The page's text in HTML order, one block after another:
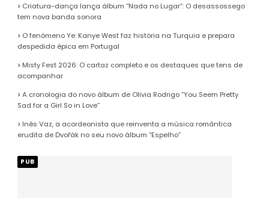
Criatura-dança lança álbum “Nada no Lugar”: O desassossego
tem nova banda sonora
O fenómeno Ye: Kanye West faz história na Turquia e prepara
despedida épica em Portugal
Misty Fest 2026: O cartaz completo e os destaques que tens de
acompanhar
A cronologia do novo álbum de Olivia Rodrigo “You Seem Pretty
Sad for a Girl So in Love”
Inês Vaz, a acordeonista que reinventa a música romântica
erudita de Dvořák no seu novo álbum “Espelho”
PUB